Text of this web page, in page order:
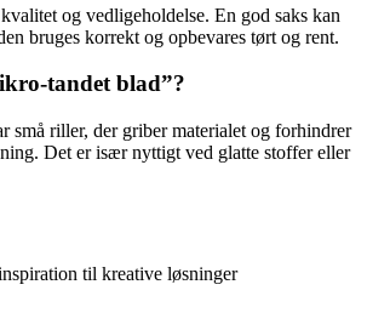
og vedligeholdelse. En god saks kan
bruges korrekt og opbevares tørt og rent.
tandet blad”?
små riller, der griber materialet og forhindrer
Det er især nyttigt ved glatte stoffer eller
til kreative løsninger